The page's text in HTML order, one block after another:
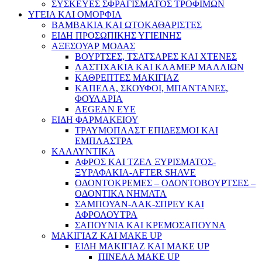
ΣΥΣΚΕΥΕΣ ΣΦΡΑΓΙΣΜΑΤΟΣ ΤΡΟΦΙΜΩΝ
ΥΓΕΙΑ ΚΑΙ ΟΜΟΡΦΙΑ
ΒΑΜΒΑΚΙΑ ΚΑΙ ΩΤΟΚΑΘΑΡΙΣΤΕΣ
ΕΙΔΗ ΠΡΟΣΩΠΙΚΗΣ ΥΓΙΕΙΝΗΣ
ΑΞΕΣΟΥΑΡ ΜΟΔΑΣ
ΒΟΥΡΤΣΕΣ, ΤΣΑΤΣΑΡΕΣ ΚΑΙ ΧΤΕΝΕΣ
ΛΑΣΤΙΧΑΚΙΑ ΚΑΙ ΚΛΑΜΕΡ ΜΑΛΛΙΩΝ
ΚΑΘΡΕΠΤΕΣ ΜΑΚΙΓΙΑΖ
ΚΑΠΕΛΑ, ΣΚΟΥΦΟΙ, ΜΠΑΝΤΑΝΕΣ,
ΦΟΥΛΑΡΙΑ
AEGEAN EYE
ΕΙΔΗ ΦΑΡΜΑΚΕΙΟΥ
ΤΡΑΥΜΟΠΛΑΣΤ ΕΠΙΔΕΣΜΟΙ ΚΑΙ
ΕΜΠΛΑΣΤΡΑ
ΚΑΛΛΥΝΤΙΚΑ
ΑΦΡΟΣ ΚΑΙ ΤΖΕΛ ΞΥΡΙΣΜΑΤΟΣ-
ΞΥΡΑΦΑΚΙΑ-AFTER SHAVE
ΟΔΟΝΤΟΚΡΕΜΕΣ – ΟΔΟΝΤΟΒΟΥΡΤΣΕΣ –
ΟΔΟΝΤΙΚΑ ΝΗΜΑΤΑ
ΣΑΜΠΟΥΑΝ-ΛΑΚ-ΣΠΡΕΥ ΚΑΙ
ΑΦΡΟΛΟΥΤΡΑ
ΣΑΠΟΥΝΙΑ ΚΑΙ ΚΡΕΜΟΣΑΠΟΥΝΑ
ΜΑΚΙΓΙΑΖ ΚΑΙ MAKE UP
ΕΙΔΗ ΜΑΚΙΓΙΑΖ ΚΑΙ MAKE UP
ΠΙΝΕΛΑ MAKE UP